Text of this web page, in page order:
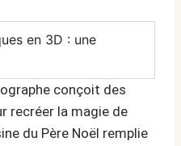
en 3D : une
conçoit des
recréer la magie de
du Père Noël remplie